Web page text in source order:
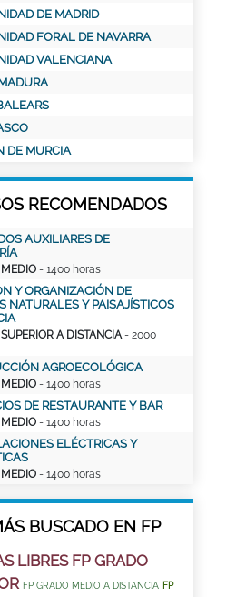
DE MADRID
FORAL DE NAVARRA
VALENCIANA
DE MURCIA
RECOMENDADOS
AUXILIARES DE
- 1400 horas
Y ORGANIZACIÓN DE
NATURALES Y PAISAJÍSTICOS
A DISTANCIA- 2000
AGROECOLÓGICA
- 1400 horas
DE RESTAURANTE Y BAR
- 1400 horas
ELÉCTRICAS Y
- 1400 horas
BUSCADO EN FP
LIBRES FP GRADO
FP GRADO MEDIO A DISTANCIA FP